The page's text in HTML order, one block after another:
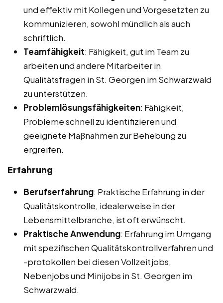
und effektiv mit Kollegen und Vorgesetzten zu
kommunizieren, sowohl mündlich als auch
schriftlich.
Teamfähigkeit: Fähigkeit, gut im Team zu
arbeiten und andere Mitarbeiter in
Qualitätsfragen in St. Georgen im Schwarzwald
zu unterstützen.
Problemlösungsfähigkeiten: Fähigkeit,
Probleme schnell zu identifizieren und
geeignete Maßnahmen zur Behebung zu
ergreifen.
Erfahrung
Berufserfahrung: Praktische Erfahrung in der
Qualitätskontrolle, idealerweise in der
Lebensmittelbranche, ist oft erwünscht.
Praktische Anwendung: Erfahrung im Umgang
mit spezifischen Qualitätskontrollverfahren und
-protokollen bei diesen Vollzeitjobs,
Nebenjobs und Minijobs in St. Georgen im
Schwarzwald.